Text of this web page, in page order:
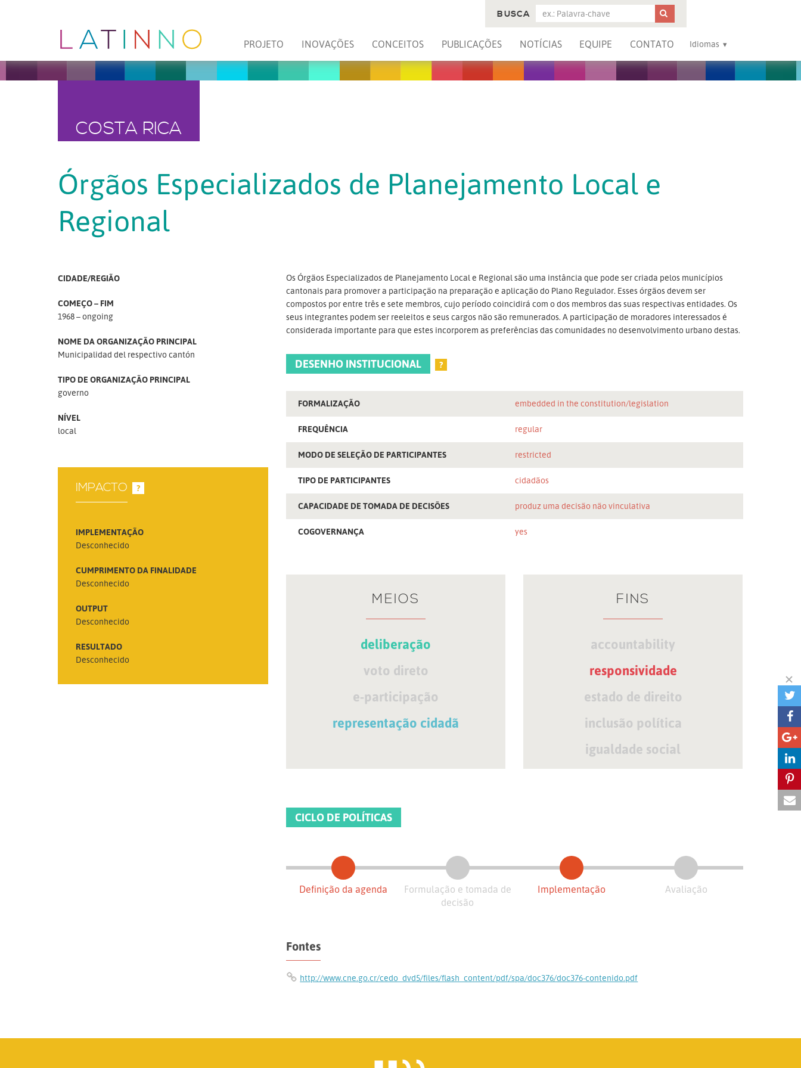
PROJETO INOVAÇÕES CONCEITOS PUBLICAÇÕES NOTÍCIAS EQUIPE CONTATO Idiomas
BUSCA
COSTA RICA
Órgãos Especializados de Planejamento Local e
Regional
CIDADE/REGIÃO
COMEÇO – FIM
1968 – ongoing
NOME DA ORGANIZAÇÃO PRINCIPAL
Municipalidad del respectivo cantón
TIPO DE ORGANIZAÇÃO PRINCIPAL
governo
NÍVEL
local
IMPACTO ?
IMPLEMENTAÇÃO
Desconhecido
CUMPRIMENTO DA FINALIDADE
Desconhecido
OUTPUT
Desconhecido
RESULTADO
Desconhecido
Os Órgãos Especializados de Planejamento Local e Regional são uma instância que pode ser criada pelos municípios
cantonais para promover a participação na preparação e aplicação do Plano Regulador. Esses órgãos devem ser
compostos por entre três e sete membros, cujo período coincidirá com o dos membros das suas respectivas entidades. Os
seus integrantes podem ser reeleitos e seus cargos não são remunerados. A participação de moradores interessados é
considerada importante para que estes incorporem as preferências das comunidades no desenvolvimento urbano destas.
DESENHO INSTITUCIONAL ?
FORMALIZAÇÃO embedded in the constitution/legislation
FREQUÊNCIA regular
MODO DE SELEÇÃO DE PARTICIPANTES restricted
TIPO DE PARTICIPANTES cidadãos
CAPACIDADE DE TOMADA DE DECISÕES produz uma decisão não vinculativa
COGOVERNANÇA yes
MEIOS
deliberação
voto direto
e-participação
representação cidadã
FINS
accountability
responsividade
estado de direito
inclusão política
igualdade social
CICLO DE POLÍTICAS
Definição da agenda
Formulação e tomada de
decisão
Implementação Avaliação
Fontes
http://www.cne.go.cr/cedo_dvd5/files/flash_content/pdf/spa/doc376/doc376-contenido.pdf